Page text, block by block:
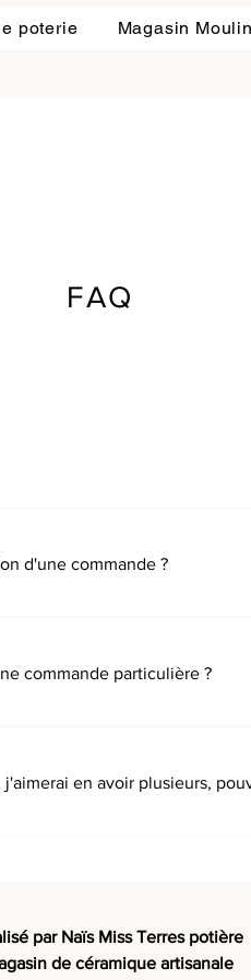
poterie Magasin
FAQ
d'une commande ?
commande particulière ?
en avoir plusieurs,
par Naïs Miss Terres potière
de céramique artisanale